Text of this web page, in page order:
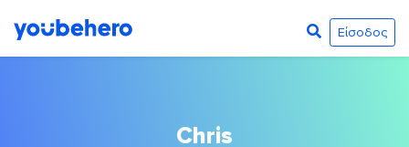
Είσοδος
Chris